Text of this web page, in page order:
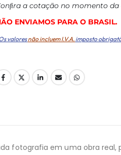
a cotação no momento da
ENVIAMOS PARA O BRASIL.
valoresnão incluem I.V.A. imposto
fotografia em uma obra